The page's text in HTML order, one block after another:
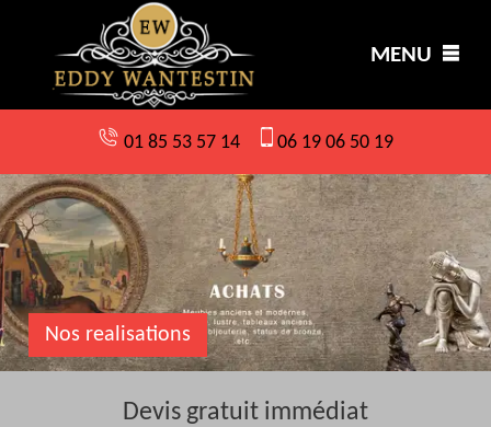
MENU
01 85 53 57 14 06 19 06 50 19
Nos realisations
Devis gratuit immédiat